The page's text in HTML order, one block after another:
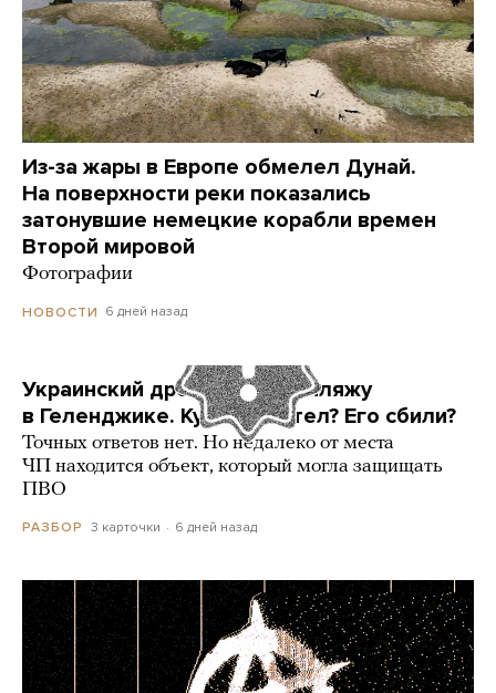
Из-за жары в Европе обмелел Дунай.
На поверхности реки показались
затонувшие немецкие корабли времен
Второй мировой
Фотографии
НОВОСТИ 6 дней назад
Украинский дрон попал по пляжу
в Геленджике. Куда он летел? Его сбили?
Точных ответов нет. Но недалеко от места
ЧП находится объект, который могла защищать
ПВО
РАЗБОР 3 карточки 6 дней назад